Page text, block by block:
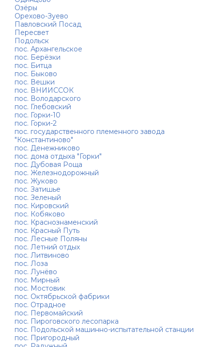
Озёры
Орехово-Зуево
Павловский Посад
Пересвет
Подольск
пос. Архангельское
пос. Берёзки
пос. Битца
пос. Быково
пос. Вешки
пос. ВНИИССОК
пос. Володарского
пос. Глебовский
пос. Горки-10
пос. Горки-2
пос. государственного племенного завода
"Константиново"
пос. Денежниково
пос. дома отдыха "Горки"
пос. Дубовая Роща
пос. Железнодорожный
пос. Жуково
пос. Затишье
пос. Зеленый
пос. Кировский
пос. Кобяково
пос. Краснознаменский
пос. Красный Путь
пос. Лесные Поляны
пос. Летний отдых
пос. Литвиново
пос. Лоза
пос. Лунёво
пос. Мирный
пос. Мостовик
пос. Октябрьской фабрики
пос. Отрадное
пос. Первомайский
пос. Пироговского лесопарка
пос. Подольской машинно-испытательной станции
пос. Пригородный